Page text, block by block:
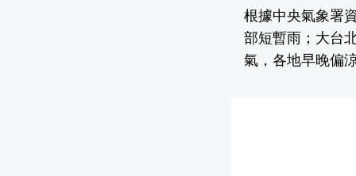
根據中央氣象署
部短暫雨；大台
氣，各地早晚偏